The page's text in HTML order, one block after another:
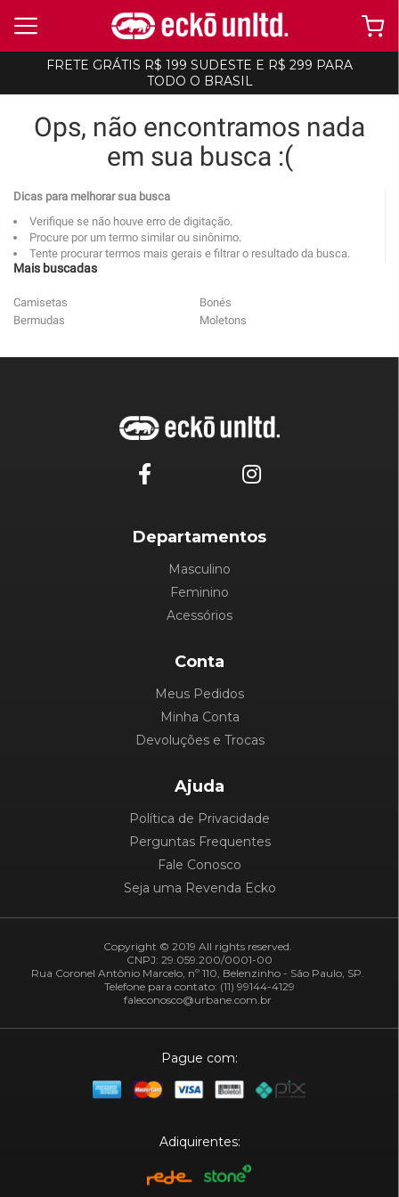
FRETE GRÁTIS R$ 199 SUDESTE E R$ 299 PARA
TODO O BRASIL
Ops, não encontramos nada
em sua busca :(
Dicas para melhorar sua busca
Verifique se não houve erro de digitação.
Procure por um termo similar ou sinônimo.
Tente procurar termos mais gerais e filtrar o resultado da busca.
Mais buscadas
Camisetas
Bonés
Bermudas
Moletons
Departamentos
Masculino
Feminino
Acessórios
Conta
Meus Pedidos
Minha Conta
Devoluções e Trocas
Ajuda
Política de Privacidade
Perguntas Frequentes
Fale Conosco
Seja uma Revenda Ecko
Copyright © 2019 All rights reserved.
CNPJ: 29.059.200/0001-00
Rua Coronel Antônio Marcelo, nº 110, Belenzinho - São Paulo, SP.
Telefone para contato: (11) 99144-4129
faleconosco@urbane.com.br
Pague com:
Adiquirentes: